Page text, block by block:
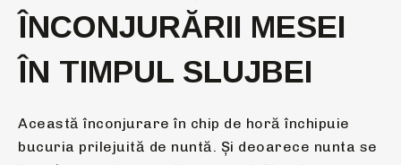
ÎNCONJURĂRII MESEI
ÎN TIMPUL SLUJBEI
Această înconjurare în chip de horă închipuie
bucuria prilejuită de nuntă. Şi deoarece nunta se